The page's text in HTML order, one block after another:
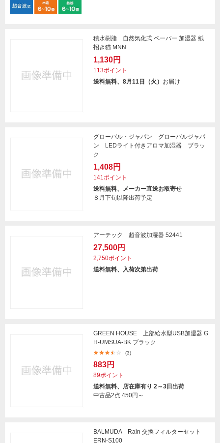
積水樹脂 自然気化式 ペーパー 加湿器 紙
招き猫 MNN
1,130円
113ポイント
送料無料、8月11日（火） お届け
グローバル・ジャパン グローバルジャパ
ン LEDライト付きアロマ加湿器 ブラッ
ク
1,408円
141ポイント
送料無料、メーカー直送お取寄せ
８月下旬以降出荷予定
アーテック 超音波加湿器 52441
27,500円
2,750ポイント
送料無料、入荷次第出荷
GREEN HOUSE 上部給水型USB加湿器 G
H-UMSUA-BK ブラック
(3)
883円
89ポイント
送料無料、店在庫有り 2～3日出荷
中古品2点 450円～
BALMUDA Rain 交換フィルターセット
ERN-S100